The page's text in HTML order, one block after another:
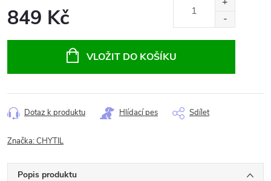
849 Kč
VLOŽIT DO KOŠÍKU
Dotaz k produktu Hlídací pes Sdílet
Značka:CHYTIL
Popis produktu